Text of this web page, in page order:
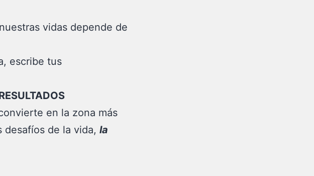
vidas depende de
escribe tus
en la zona más
desafíos de la vida, la